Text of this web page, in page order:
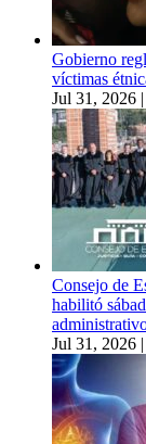
Gobierno
víctimas
Jul 31, 2026 |
Consejo de
habilitó
Jul 31, 2026 |